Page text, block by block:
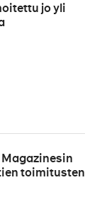
jo yli
toimitusten